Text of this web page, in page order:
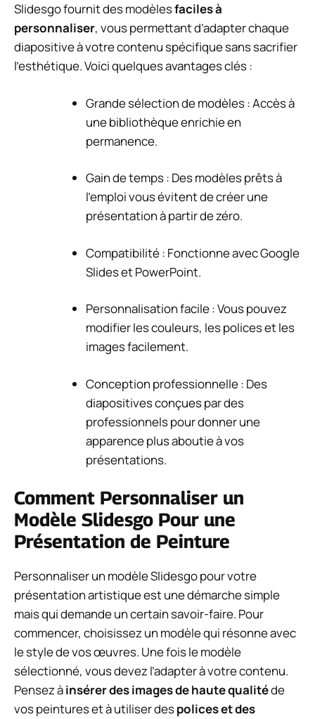
Slidesgo fournit des modèlesfaciles à
personnaliser, vous permettant d’adapter chaque
diapositive à votre contenu spécifique sans sacrifier
l’esthétique. Voici quelques avantages clés :
Grande sélection de modèles : Accès à
une bibliothèque enrichie en
permanence.
Gain de temps : Des modèles prêts à
l’emploi vous évitent de créer une
présentation à partir de zéro.
Compatibilité : Fonctionne avec Google
Slides et PowerPoint.
Personnalisation facile : Vous pouvez
modifier les couleurs, les polices et les
images facilement.
Conception professionnelle : Des
diapositives conçues par des
professionnels pour donner une
apparence plus aboutie à vos
présentations.
Comment Personnaliser un
Modèle Slidesgo Pour une
Présentation de Peinture
Personnaliser un modèle Slidesgo pour votre
présentation artistique est une démarche simple
mais qui demande un certain savoir-faire. Pour
commencer, choisissez un modèle qui résonne avec
le style de vos œuvres. Une fois le modèle
sélectionné, vous devez l’adapter à votre contenu.
Pensez àinsérer des images de haute qualitéde
vos peintures et à utiliser despolices et des